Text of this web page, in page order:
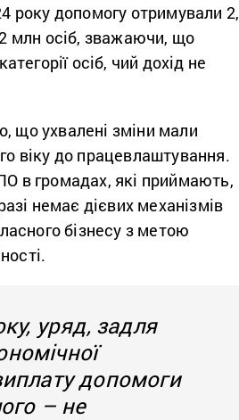
року допомогу отримували
млн осіб, зважаючи, що
осіб, чий дохід не
що ухвалені зміни мали
віку до працевлаштування.
в громадах, які приймають,
немає дієвих механізмів
бізнесу з метою
уряд, задля
допомоги
– не